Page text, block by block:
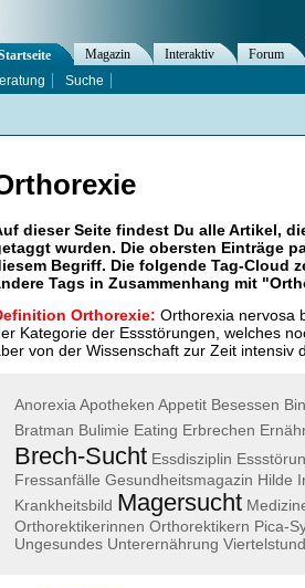
dieser Seite findest Du alle Artikel,
wurden. Die obersten Einträge
Begriff. Die folgende Tag-Cloud
Tags in Zusammenhang mit "
Orthorexie: Orthorexia nervosa
Kategorie der Essstörungen, welches
von der Wissenschaft zur Zeit intensiv
Anorexia Apotheken Appetit Besessen
Bratman Bulimie Eating Erbrechen
Brech-Sucht Essdisziplin
Fressanfälle Gesundheitsmagazin Hilde
Krankheitsbild Magersucht
Orthorektikerinnen Orthorektikern Pica-
Ungesundes Unterernährung
Magazin Interaktiv Forum
Suche